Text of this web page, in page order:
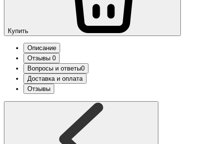
Купить
Описание
Отзывы 0
Вопросы и ответы0
Доставка и оплата
Отзывы